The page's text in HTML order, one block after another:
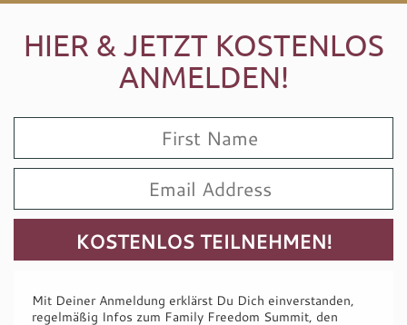
HIER & JETZT KOSTENLOS
ANMELDEN!
Mit Deiner Anmeldung erklärst Du Dich einverstanden,
regelmäßig Infos zum Family Freedom Summit, den